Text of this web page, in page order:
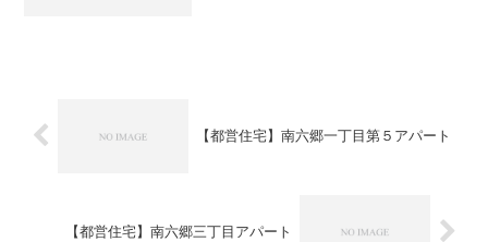
【都営住宅】南六郷一丁目第５アパート
【都営住宅】南六郷三丁目アパート